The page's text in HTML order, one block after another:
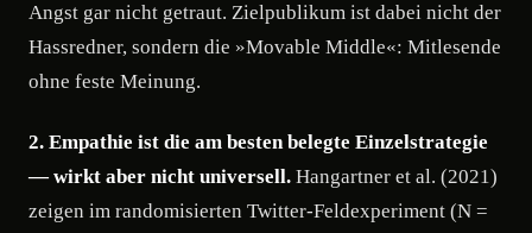
Angst gar nicht getraut. Zielpublikum ist dabei nicht der
Hassredner, sondern die »Movable Middle«: Mitlesende
ohne feste Meinung.
2. Empathie ist die am besten belegte Einzelstrategie
— wirkt aber nicht universell. Hangartner et al. (2021)
zeigen im randomisierten Twitter-Feldexperiment (N =